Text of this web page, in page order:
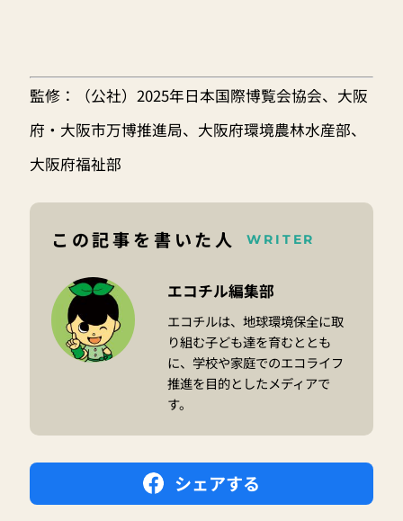
監修：（公社）2025年日本国際博覧会協会、大阪
府・大阪市万博推進局、大阪府環境農林水産部、
大阪府福祉部
この記事を書いた人 WRITER
エコチル編集部
エコチルは、地球環境保全に取
り組む子ども達を育むととも
に、学校や家庭でのエコライフ
推進を目的としたメディアで
す。
シェアする